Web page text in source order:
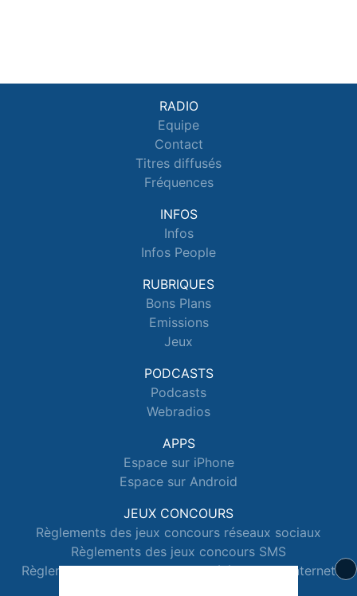
RADIO
Equipe
Contact
Titres diffusés
Fréquences
INFOS
Infos
Infos People
RUBRIQUES
Bons Plans
Emissions
Jeux
PODCASTS
Podcasts
Webradios
APPS
Espace sur iPhone
Espace sur Android
JEUX CONCOURS
Règlements des jeux concours réseaux sociaux
Règlements des jeux concours SMS
Règlements des jeux concours téléphone et internet